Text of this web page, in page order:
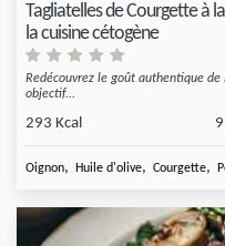
Tagliatelles de Courgette à
la cuisine cétogène
Redécouvrez le goût authentique
objectif...
293 Kcal
Oignon, Huile d'olive, Courgette,